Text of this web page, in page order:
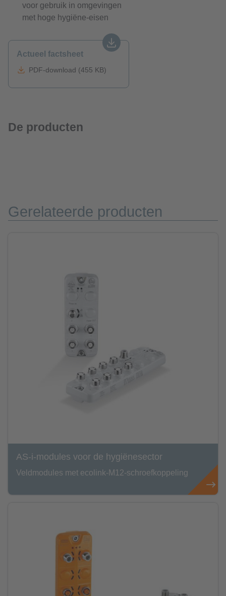
voor gebruik in omgevingen
met hoge hygiëne-eisen
Actueel factsheet
PDF-download (455 KB)
De producten
Gerelateerde producten
AS-i-modules voor de hygiënesector
Veldmodules met ecolink-M12-schroefkoppeling